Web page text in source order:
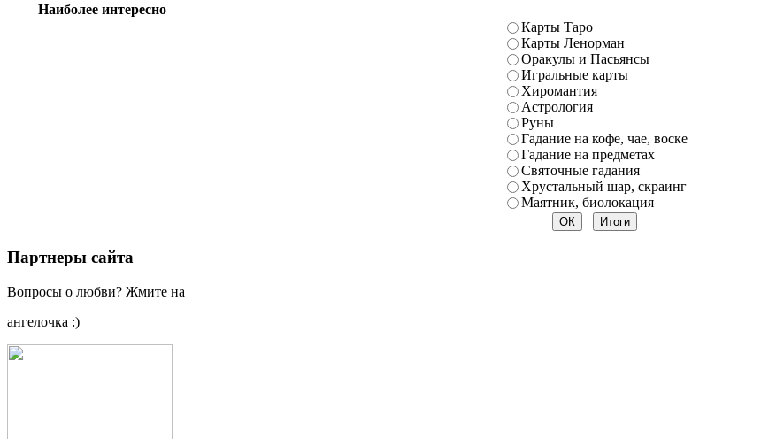
Наиболее интересно
Карты Таро
Карты Ленорман
Оракулы и Пасьянсы
Игральные карты
Хиромантия
Астрология
Руны
Гадание на кофе, чае, воске
Гадание на предметах
Святочные гадания
Хрустальный шар, скраинг
Маятник, биолокация
Партнеры сайта
Вопросы о любви? Жмите на
ангелочка :)